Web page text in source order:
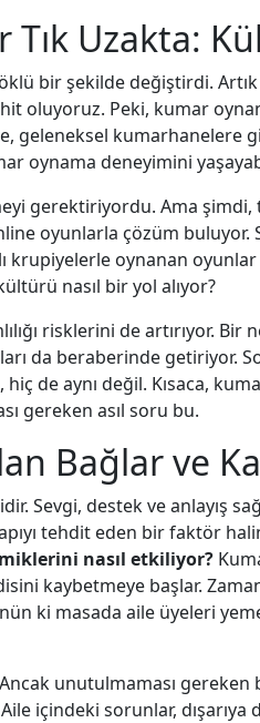
Uzakta:
bir şekilde değiştirdi.
oluyoruz. Peki, kumar
geleneksel
oynama deneyimini
gerektiriyordu. Ama
oyunlarla çözüm buluyor.
krupiyelerle oynanan
nasıl bir yol alıyor?
risklerini de artırıyor.
da beraberinde
hiç de aynı değil. Kısaca,
gereken asıl soru bu.
Bağlar ve
Sevgi, destek ve
tehdit eden bir faktör
nasıl etkiliyor?
kaybetmeye başlar.
ki masada aile üyeleri
unutulmaması
Aile içindeki sorunlar, dışarıya